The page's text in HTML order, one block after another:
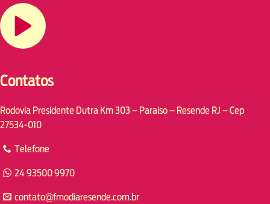
Contatos
Rodovia Presidente Dutra Km 303 – Paraiso – Resende RJ – Cep
27534-010
Telefone
24 93500 9970
contato@fmodiaresende.com.br